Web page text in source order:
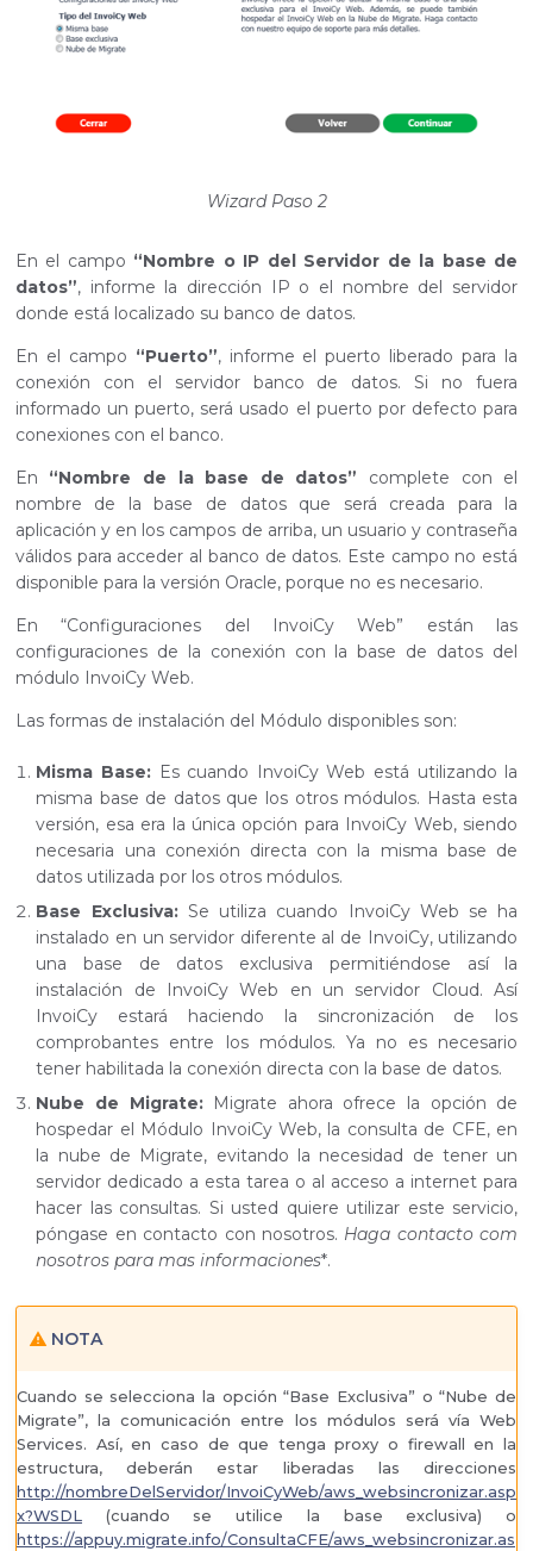
Wizard Paso 2
En el campo “Nombre o IP del Servidor de la base de
datos”, informe la dirección IP o el nombre del servidor
donde está localizado su banco de datos.
En el campo “Puerto”, informe el puerto liberado para la
conexión con el servidor banco de datos. Si no fuera
informado un puerto, será usado el puerto por defecto para
conexiones con el banco.
En “Nombre de la base de datos” complete con el
nombre de la base de datos que será creada para la
aplicación y en los campos de arriba, un usuario y contraseña
válidos para acceder al banco de datos. Este campo no está
disponible para la versión Oracle, porque no es necesario.
En “Configuraciones del InvoiCy Web” están las
configuraciones de la conexión con la base de datos del
módulo InvoiCy Web.
Las formas de instalación del Módulo disponibles son:
Misma Base:Es cuando InvoiCy Web está utilizando la
misma base de datos que los otros módulos. Hasta esta
versión, esa era la única opción para InvoiCy Web, siendo
necesaria una conexión directa con la misma base de
datos utilizada por los otros módulos.
Base Exclusiva:Se utiliza cuando InvoiCy Web se ha
instalado en un servidor diferente al de InvoiCy, utilizando
una base de datos exclusiva permitiéndose así la
instalación de InvoiCy Web en un servidor Cloud. Así
InvoiCy estará haciendo la sincronización de los
comprobantes entre los módulos. Ya no es necesario
tener habilitada la conexión directa con la base de datos.
Nube de Migrate:Migrate ahora ofrece la opción de
hospedar el Módulo InvoiCy Web, la consulta de CFE, en
la nube de Migrate, evitando la necesidad de tener un
servidor dedicado a esta tarea o al acceso a internet para
hacer las consultas. Si usted quiere utilizar este servicio,
póngase en contacto con nosotros. Haga contacto com
nosotros para mas informaciones*.
NOTA
Cuando se selecciona la opción “Base Exclusiva” o “Nube de
Migrate”, la comunicación entre los módulos será vía Web
Services. Así, en caso de que tenga proxy o firewall en la
estructura, deberán estar liberadas las direcciones
http://nombreDelServidor/InvoiCyWeb/aws_websincronizar.asp
x?WSDL(cuando se utilice la base exclusiva) o
https://appuy.migrate.info/ConsultaCFE/aws_websincronizar.as